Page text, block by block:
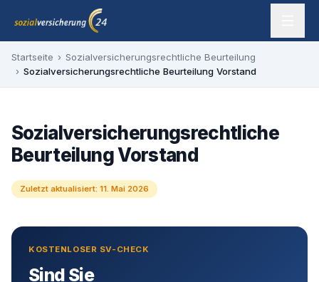
Zum Inhalt springen
sozialversicherung24 — Ihr Experte für SV-Befreiung
Startseite › Sozialversicherungsrechtliche Beurteilung
› Sozialversicherungsrechtliche Beurteilung Vorstand
Sozialversicherungsrechtliche
Beurteilung Vorstand
Zuletzt aktualisiert: 11. Mai 2026
KOSTENLOSER SV-CHECK
Sind Sie